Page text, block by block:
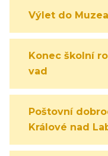
Výlet do
Konec školní
vad
Poštovní
Králové nad